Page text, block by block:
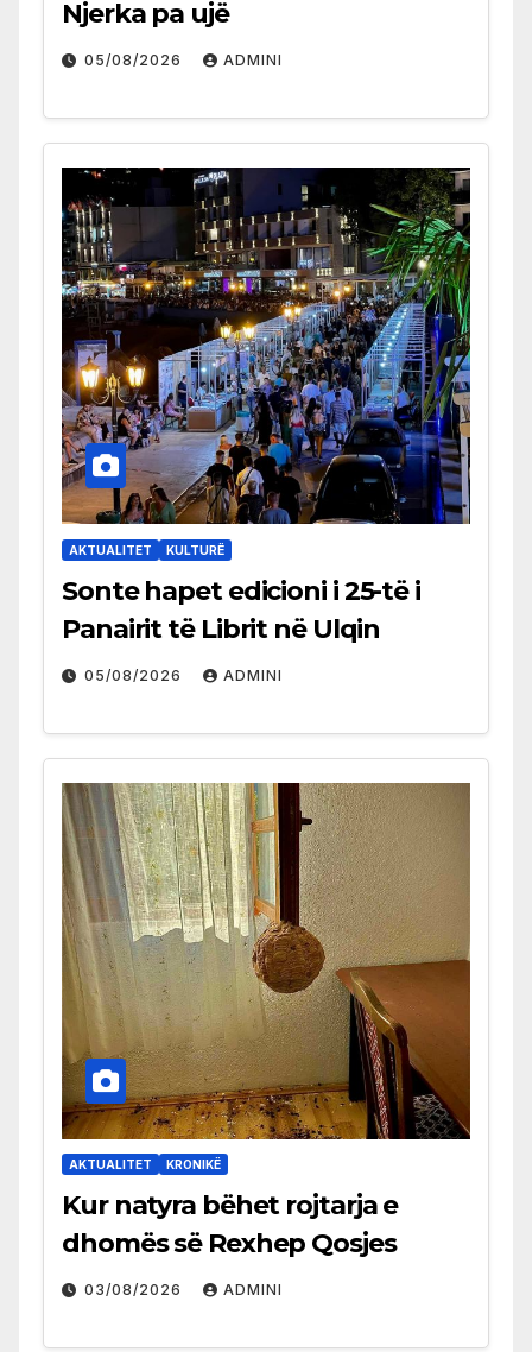
Njerka pa ujë
05/08/2026 ADMINI
AKTUALITET KULTURË
Sonte hapet edicioni i 25-të i
Panairit të Librit në Ulqin
05/08/2026 ADMINI
AKTUALITET KRONIKË
Kur natyra bëhet rojtarja e
dhomës së Rexhep Qosjes
03/08/2026 ADMINI